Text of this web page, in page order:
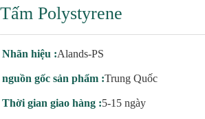
Tấm Polystyrene
Nhãn hiệu :Alands-PS
nguồn gốc sản phẩm :Trung Quốc
Thời gian giao hàng :5-15 ngày